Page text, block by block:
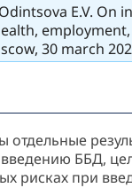
E.V.
30 march
отдельные
введению ББД,
рисках при